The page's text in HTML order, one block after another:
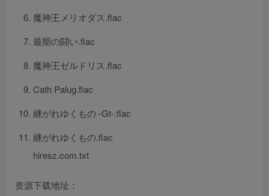
魔神王メリオダス.flac
最期の闘い.flac
魔神王ゼルドリス.flac
Cath Palug.flac
継がれゆくもの -Gt-.flac
継がれゆくもの.flac
hiresz.com.txt
资源下载地址：